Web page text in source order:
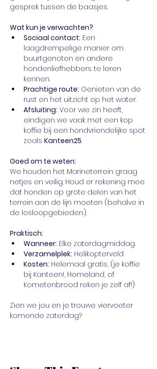
gesprek tussen de baasjes.
Wat kun je verwachten?
Sociaal contact: Een
laagdrempelige manier om
buurtgenoten en andere
hondenliefhebbers te leren
kennen.
Prachtige route: Genieten van de
rust en het uitzicht op het water.
Afsluiting: Voor wie zin heeft,
eindigen we vaak met een kop
koffie bij een hondvriendelijke spot
zoals Kanteen25.
Goed om te weten:
We houden het Marineterrein graag
netjes en veilig. Houd er rekening mee
dat honden op grote delen van het
terrein aan de lijn moeten (behalve in
de losloopgebieden).
Praktisch:
Wanneer: Elke zaterdagmiddag.
Verzamelplek: Helikopterveld
Kosten: Helemaal gratis, (je koffie
bij Kanteen!, Homeland, of
Kometenbrood reken je zelf af!)
Zien we jou en je trouwe viervoeter
komende zaterdag?